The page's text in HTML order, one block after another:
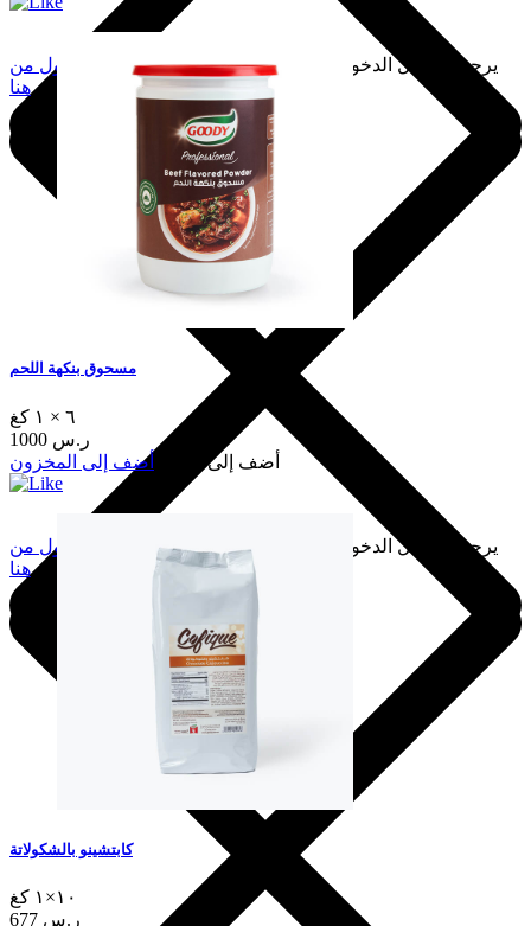
يرجى تسجيل الدخول لإضافة هذا إلى المفضلة.سجّل الدخول من
هنا
مسحوق بنكهة اللحم
٦ × ١ كغ
1000 ر.س
أضف إلى السلة
أضف إلى المخزون
يرجى تسجيل الدخول لإضافة هذا إلى المفضلة.
سجّل الدخول من
هنا
كابتشينو بالشكولاتة
١٠×١ كغ
677 ر.س